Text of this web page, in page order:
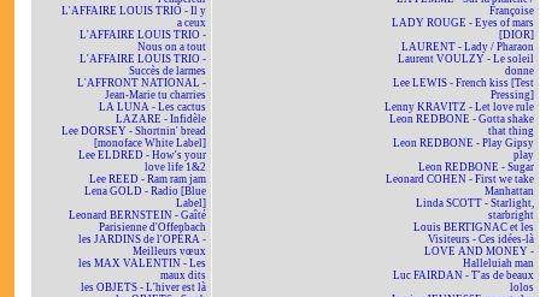
L'AFFAIRE LOUIS TRIO - Il y
a ceux
L'AFFAIRE LOUIS TRIO -
Nous on a tout
L'AFFAIRE LOUIS TRIO -
Succès de larmes
L'AFFRONT NATIONAL -
Jean-Marie tu charries
LA LUNA - Les cactus
LAZARE - Infidèle
Lee DORSEY - Shortnin' bread
[monoface White Label]
Lee ELDRED - How's your
love life 1&2
Lee REED - Ram ram jam
Lena GOLD - Radio [Blue
Label]
Leonard BERNSTEIN - Gaîté
Parisienne d'Offenbach
les JARDINS de l'OPÉRA -
Meilleurs vœux
les MAX VALENTIN - Les
maux dits
les OBJETS - L'hiver est là
Françoise
LADY ROUGE - Eyes of mars
[DIOR]
LAURENT - Lady / Pharaon
Laurent VOULZY - Le soleil
donne
Lee LEWIS - French kiss [Test
Pressing]
Lenny KRAVITZ - Let love rule
Leon REDBONE - Gotta shake
that thing
Leon REDBONE - Play Gipsy
play
Leon REDBONE - Sugar
Leonard COHEN - First we take
Manhattan
Linda SCOTT - Starlight,
starbright
Louis BERTIGNAC et les
Visiteurs - Ces idées-là
LOVE AND MONEY -
Halleluiah man
Luc FAIRDAN - T'as de beaux
lolos